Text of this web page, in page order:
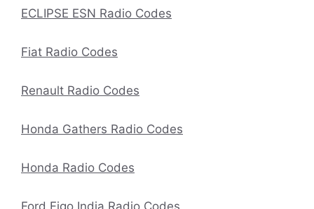
ECLIPSE ESN Radio Codes
Fiat Radio Codes
Renault Radio Codes
Honda Gathers Radio Codes
Honda Radio Codes